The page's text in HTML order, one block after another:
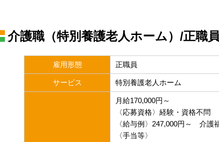
介護職（特別養護老人ホーム）/正職
雇用形態 正職員
サービス 特別養護老人ホーム
月給170,000円～
〈応募資格〉経験・資格不問
〈給与例〉247,000円～ 介
〈手当等〉